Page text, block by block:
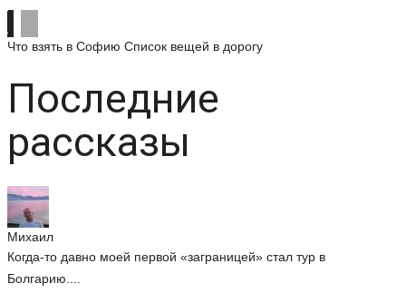
Что взять в Софию Список вещей в дорогу
Последние
рассказы
Михаил
Когда-то давно моей первой «заграницей» стал тур в
Болгарию....